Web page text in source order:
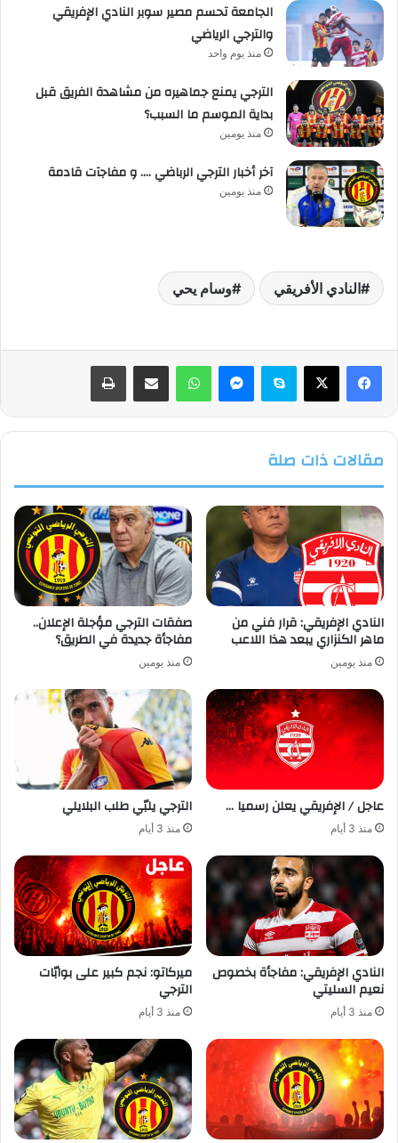
الجامعة تحسم مصير سوبر النادي الإفريقي
والترجي الرياضي
منذ يوم واحد
الترجي يمنع جماهيره من مشاهدة الفريق قبل
بداية الموسم ما السبب؟
منذ يومين
آخر أخبار الترجي الرباضي …. و مفاجآت قادمة
منذ يومين
النادي الأفريقي وسام يحي
فيسبوك سكايب واتساب
مقالات ذات صلة
النادي الإفريقي: قرار فني من
ماهر الكنزاري يبعد هذا اللاعب
منذ يومين
صفقات الترجي مؤجلة الإعلان..
مفاجأة جديدة في الطريق؟
منذ يومين
عاجل / الإفريقي يعلن رسميا …
منذ 3 أيام
الترجي يلبّي طلب البلايلي
منذ 3 أيام
النادي الإفريقي: مفاجأة بخصوص
نعيم السليتي
منذ 3 أيام
ميركاتو: نجم كبير على بوابّات
الترجي
منذ 3 أيام